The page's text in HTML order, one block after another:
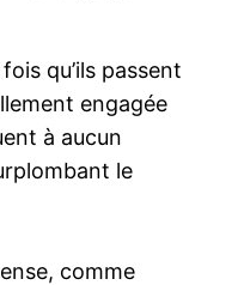
qu’ils passent
engagée
à aucun
le
comme